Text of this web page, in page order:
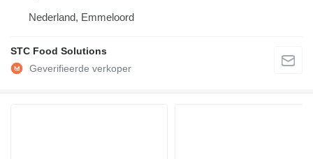
Nederland, Emmeloord
STC Food Solutions